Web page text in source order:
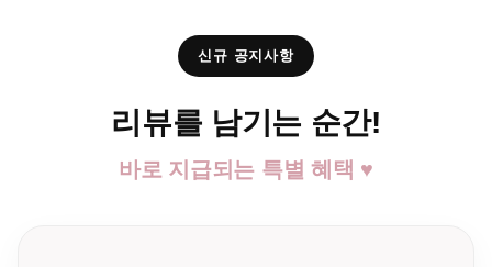
신규 공지사항
리뷰를 남기는 순간!
바로 지급되는 특별 혜택 ♥